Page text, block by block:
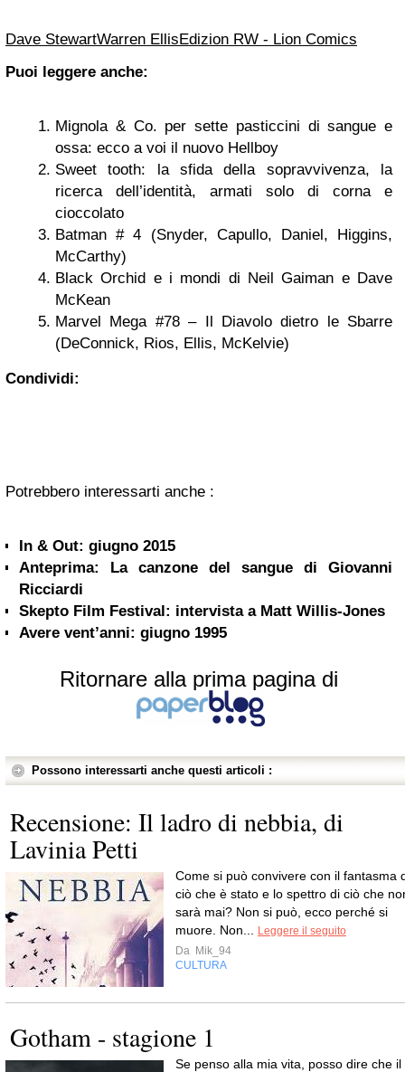
Dave StewartWarren EllisEdizion RW - Lion Comics
Puoi leggere anche:
Mignola & Co. per sette pasticcini di sangue e
ossa: ecco a voi il nuovo Hellboy
Sweet tooth: la sfida della sopravvivenza, la
ricerca dell’identità, armati solo di corna e
cioccolato
Batman # 4 (Snyder, Capullo, Daniel, Higgins,
McCarthy)
Black Orchid e i mondi di Neil Gaiman e Dave
McKean
Marvel Mega #78 – Il Diavolo dietro le Sbarre
(DeConnick, Rios, Ellis, McKelvie)
Condividi:
Potrebbero interessarti anche :
In & Out: giugno 2015
Anteprima: La canzone del sangue di Giovanni
Ricciardi
Skepto Film Festival: intervista a Matt Willis-Jones
Avere vent’anni: giugno 1995
Ritornare alla prima pagina di
Possono interessarti anche questi articoli :
Recensione: Il ladro di nebbia, di
Lavinia Petti
Come si può convivere con il fantasma
ciò che è stato e lo spettro di ciò che
sarà mai? Non si può, ecco perché si
muore. Non...
Leggere il seguito
Da Mik_94
CULTURA
Gotham - stagione 1
Se penso alla mia vita, posso dire che il